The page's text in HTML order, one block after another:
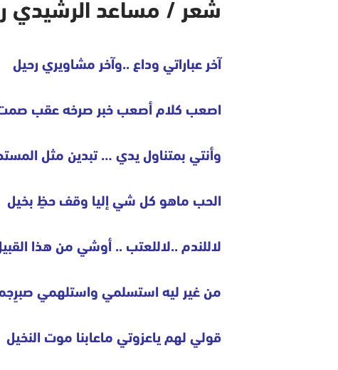
شعر / مساعد الرشيدي
آخر عباراتي وداع ..وآخر مشاويري رحيل
اصعب كلام أصعب خبر صرخه عقب
وأنتي بمتناول يدي … تبدين مثل
الحب ماهو كل شي إليا وقف حظٍ بخيل
لاللندم ..لاللعتب .. أوشي من هذا
من غير ليه استسلمي واستلهمي
قولي لهم ياعزوتي ماعابنا موت النخيل